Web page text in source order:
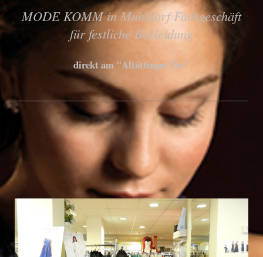
MODE KOMM in Mühldorf Fachgeschäft
für festliche Bekleidung
direkt am "Altöttinger Tor"